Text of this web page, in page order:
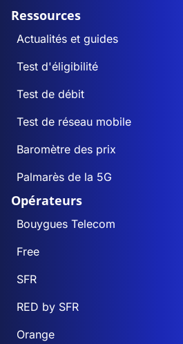
Ressources
Actualités et guides
Test d'éligibilité
Test de débit
Test de réseau mobile
Baromètre des prix
Palmarès de la 5G
Opérateurs
Bouygues Telecom
Free
SFR
RED by SFR
Orange